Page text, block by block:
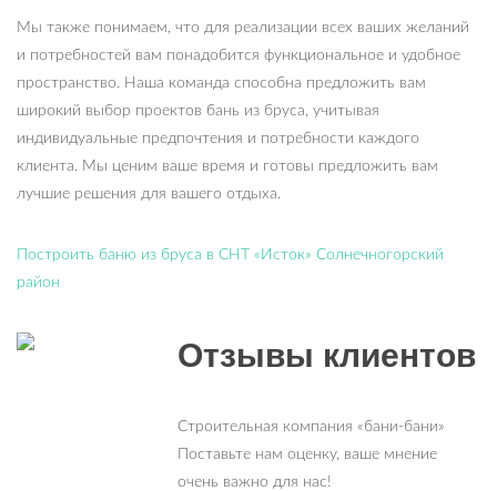
Мы также понимаем, что для реализации всех ваших желаний
и потребностей вам понадобится функциональное и удобное
пространство. Наша команда способна предложить вам
широкий выбор проектов бань из бруса, учитывая
индивидуальные предпочтения и потребности каждого
клиента. Мы ценим ваше время и готовы предложить вам
лучшие решения для вашего отдыха.
Построить баню из бруса в СНТ «Исток» Солнечногорский
район
Отзывы клиентов
Строительная компания «бани-бани»
Поставьте нам оценку, ваше мнение
очень важно для нас!